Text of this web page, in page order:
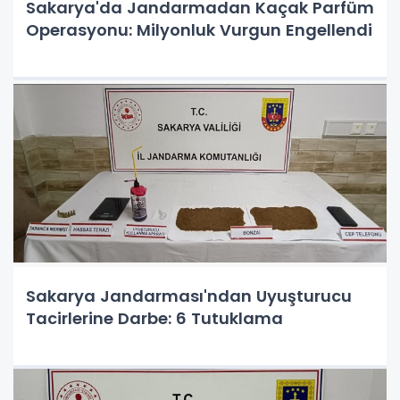
Sakarya'da Jandarmadan Kaçak Parfüm
Operasyonu: Milyonluk Vurgun Engellendi
Sakarya Jandarması'ndan Uyuşturucu
Tacirlerine Darbe: 6 Tutuklama